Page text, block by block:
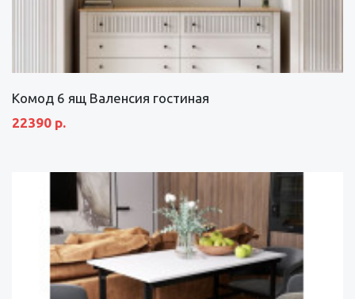
Комод 6 ящ Валенсия гостиная
22390 р.